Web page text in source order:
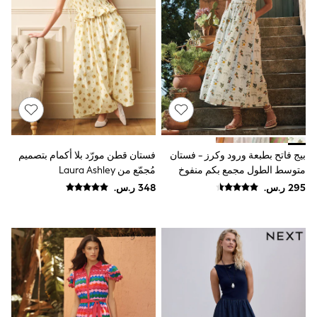
Sun Hats & Caps
Resort Styles
Boys' Holiday Shop
Boys' Travel Styles
Sunset Styles
Occasionwear
Sets & Outfits
Linen Collection
Tops & T-Shirts
Shirts
Polo Shirts
Swimwear
Shorts
Sandals & Clogs
Sun Hats & Caps
Sunglasses
Baby Holiday Shop
Baby Summer Nightwear
Occasionwear
Dresses
Sets & Outfits
بيج فاتح بطبعة ورود وكرز - فستان
متوسط الطول مجمع بكم منفوخ
فستان قطن مورّد بلا أكمام بتصميم
مُجمّع من Laura Ashley